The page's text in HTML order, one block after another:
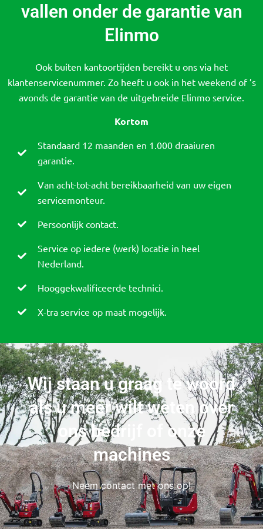
vallen onder de garantie van
Elinmo
Ook buiten kantoortijden bereikt u ons via het
klantenservicenummer. Zo heeft u ook in het weekend of ’s
avonds de garantie van de uitgebreide Elinmo service.
Kortom
Standaard 12 maanden en 1.000 draaiuren
garantie.
Van acht-tot-acht bereikbaarheid van uw eigen
servicemonteur.
Persoonlijk contact.
Service op iedere (werk) locatie in heel
Nederland.
Hooggekwalificeerde technici.
X-tra service op maat mogelijk.
Wij staan u graag te woord
als u meer wilt weten over
ons bedrijf of onze
machines
Neem contact met ons op!